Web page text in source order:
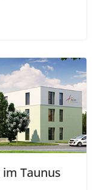
Taunus